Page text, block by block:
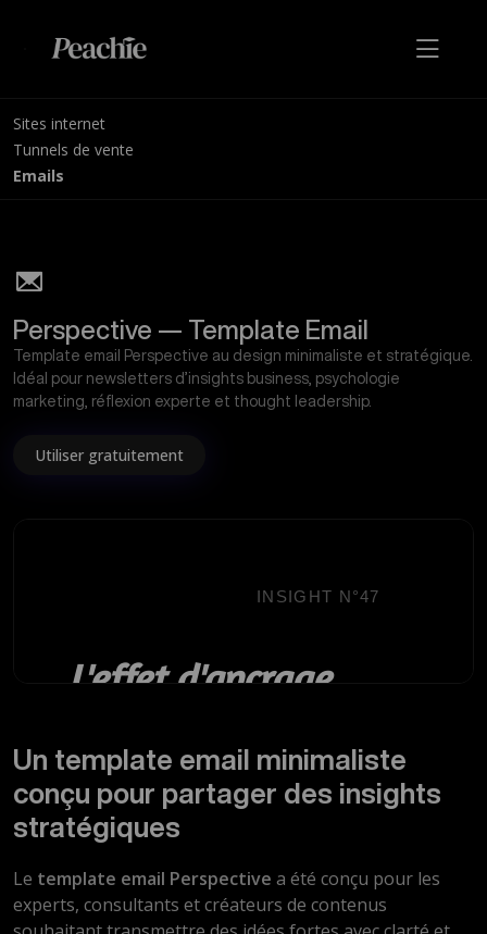
Sites internet
Tunnels de vente
Emails
Perspective — Template Email
Template email Perspective au design minimaliste et stratégique.
Idéal pour newsletters d’insights business, psychologie
marketing, réflexion experte et thought leadership.
Utiliser gratuitement
Un template email minimaliste
conçu pour partager des insights
stratégiques
Le template email Perspective a été conçu pour les
experts, consultants et créateurs de contenus